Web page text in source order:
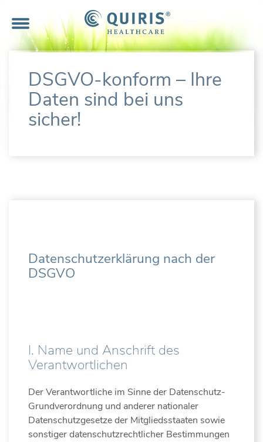
zum
Inhalt
DSGVO-konform – Ihre
Daten sind bei uns
sicher!
Datenschutzerklärung nach der
DSGVO
I. Name und Anschrift des
Verantwortlichen
Der Verantwortliche im Sinne der Datenschutz-
Grundverordnung und anderer nationaler
Datenschutzgesetze der Mitgliedsstaaten sowie
sonstiger datenschutzrechtlicher Bestimmungen